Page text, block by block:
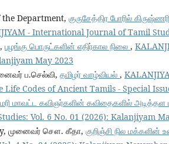
Department, குருசேத்திர போரில்
- International Journal of Tamil
புழங்கு பொருட்களின் எதிர்கால நிலை ,
May 2023
ப.செல்வி, தமிழர் வாழ்வியல் ,
Life Codes of Ancient Tamils - Special
மாவட்ட கவிஞர்களின் கவிதைகளில்
Vol. 6 No. 01 (2026): Kalanjiyam
முனைவர் சௌ. கீதா, குறிஞ்சி நில மக்களின்